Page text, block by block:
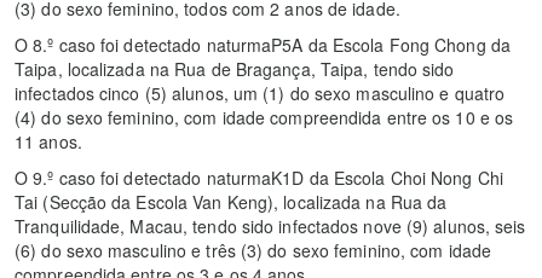
(3) do sexo feminino, todos com 2 anos de idade.
O 8.º caso foi detectado naturmaP5A da Escola Fong Chong da
Taipa, localizada na Rua de Bragança, Taipa, tendo sido
infectados cinco (5) alunos, um (1) do sexo masculino e quatro
(4) do sexo feminino, com idade compreendida entre os 10 e os
11 anos.
O 9.º caso foi detectado naturmaK1D da Escola Choi Nong Chi
Tai (Secção da Escola Van Keng), localizada na Rua da
Tranquilidade, Macau, tendo sido infectados nove (9) alunos, seis
(6) do sexo masculino e três (3) do sexo feminino, com idade